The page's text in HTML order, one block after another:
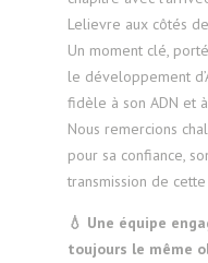
Lelievre aux côtés
Un moment clé,
le développement
fidèle à son ADN et
Nous remercions
pour sa confiance,
transmission de
💧 Une équipe
toujours le même